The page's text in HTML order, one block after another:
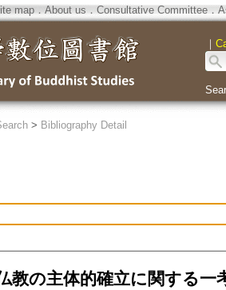
map．About us ． Consultative Committee．
｜
> Bibliography Detail
教の主体的確立に関する一